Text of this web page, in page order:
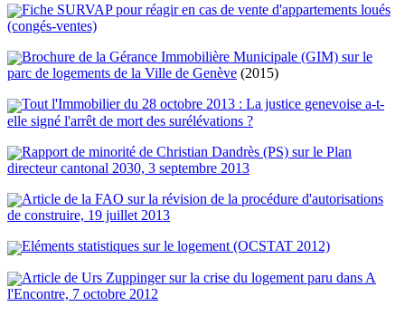
Fiche SURVAP pour réagir en cas de vente d'appartements loués
(congés-ventes)
Brochure de la Gérance Immobilière Municipale (GIM) sur le
parc de logements de la Ville de Genève (2015)
Tout l'Immobilier du 28 octobre 2013 : La justice genevoise a-t-
elle signé l'arrêt de mort des surélévations ?
Rapport de minorité de Christian Dandrès (PS) sur le Plan
directeur cantonal 2030, 3 septembre 2013
Article de la FAO sur la révision de la procédure d'autorisations
de construire, 19 juillet 2013
Eléments statistiques sur le logement (OCSTAT 2012)
Article de Urs Zuppinger sur la crise du logement paru dans A
l'Encontre, 7 octobre 2012